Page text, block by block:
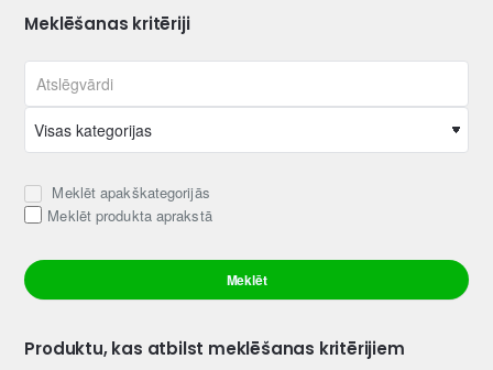
Meklēšanas kritēriji
Meklēt apakškategorijās
Meklēt produkta aprakstā
Meklēt
Produktu, kas atbilst meklēšanas kritērijiem